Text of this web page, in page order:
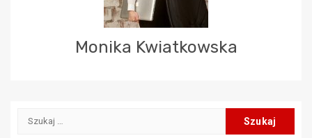
Monika Kwiatkowska
Szukaj: